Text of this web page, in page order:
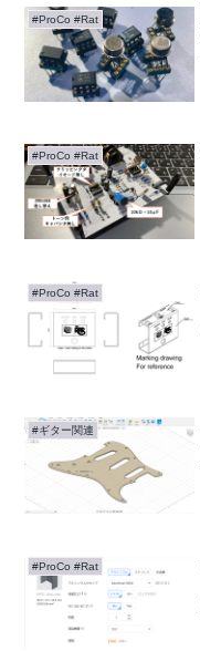
#ProCo #Rat
#ProCo #Rat
#ProCo #Rat
#ギター関連
#ProCo #Rat